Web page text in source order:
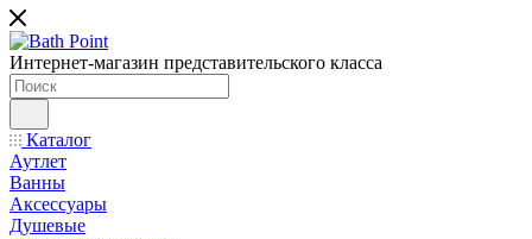
Интернет-магазин представительского класса
Каталог
Аутлет
Ванны
Аксессуары
Душевые